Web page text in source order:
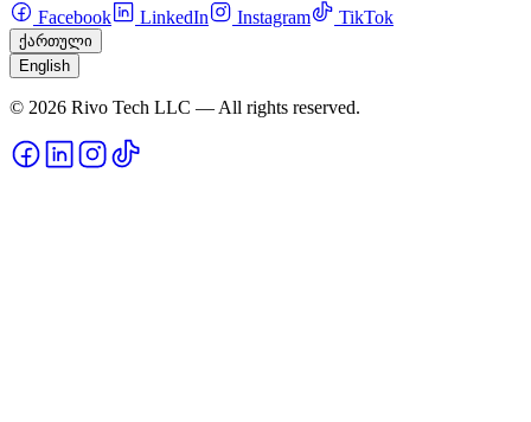
Facebook LinkedIn Instagram TikTok
ქართული
English
© 2026 Rivo Tech LLC — All rights reserved.